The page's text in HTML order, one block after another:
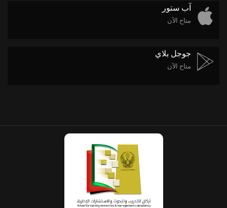
آب ستور
متاح الآن
جوجل بلاي
متاح الآن